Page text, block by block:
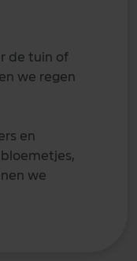
de tuin of
we regen
en
we